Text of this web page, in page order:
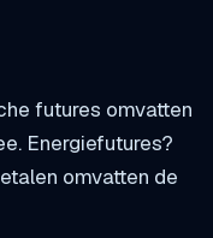
futures omvatten
Energiefutures?
omvatten de